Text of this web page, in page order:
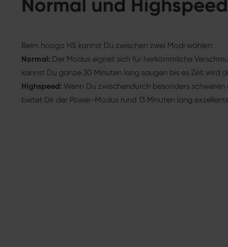
Normal und
Beim hoogo H5 kannst Du zwischen zwei Modi wählen:
Normal: Der Modus eignet sich für herkömmliche
kannst Du ganze 30 Minuten lang saugen bis es Zeit wird
Highspeed: Wenn Du zwischendurch besonders
bietet Dir der Power-Modus rund 13 Minuten lang